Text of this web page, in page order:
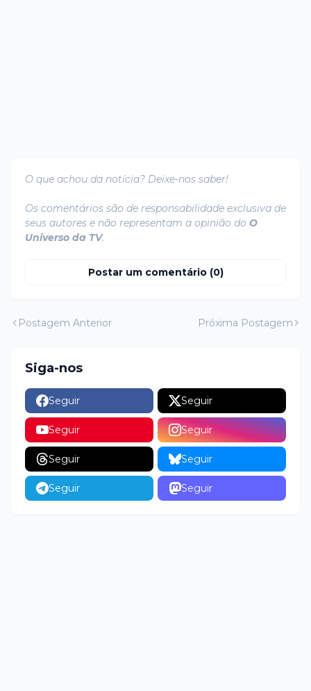
O que achou da notícia? Deixe-nos saber!
Os comentários são de responsabilidade exclusiva de
seus autores e não representam a opinião do O
Universo da TV.
Postar um comentário (0)
Postagem Anterior Próxima Postagem
Siga-nos
Seguir Seguir
Seguir Seguir
Seguir Seguir
Seguir Seguir